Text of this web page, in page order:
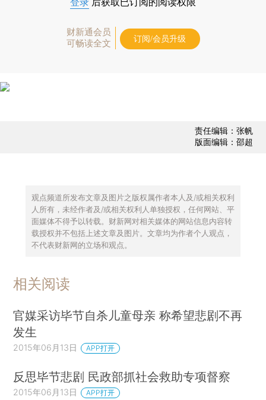
财新通会员
可畅读全文
订阅/会员升级
责任编辑：张帆
版面编辑：邵超
观点频道所发布文章及图片之版权属作者本人及/或相关权利
人所有，未经作者及/或相关权利人单独授权，任何网站、平
面媒体不得予以转载。财新网对相关媒体的网站信息内容转
载授权并不包括上述文章及图片。文章均为作者个人观点，
不代表财新网的立场和观点。
相关阅读
官媒采访毕节自杀儿童母亲 称希望悲剧不再
发生
2015年06月13日 APP打开
反思毕节悲剧 民政部抓社会救助专项督察
2015年06月13日 APP打开